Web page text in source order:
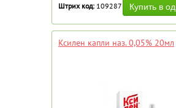
Штрих код: 109287
Ксилен капли наз. 0,05% 20мл